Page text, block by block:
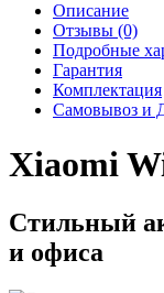
Описание
Отзывы (0)
Подробные
Гарантия
Комплектация
Самовывоз и
Xiaomi
Стильный
и офиса